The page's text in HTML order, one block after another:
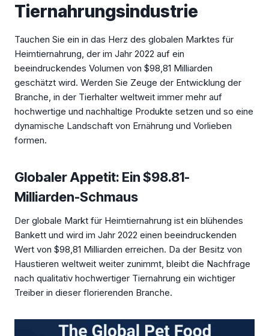
Tiernahrungsindustrie
Tauchen Sie ein in das Herz des globalen Marktes für
Heimtiernahrung, der im Jahr 2022 auf ein
beeindruckendes Volumen von $98,81 Milliarden
geschätzt wird. Werden Sie Zeuge der Entwicklung der
Branche, in der Tierhalter weltweit immer mehr auf
hochwertige und nachhaltige Produkte setzen und so eine
dynamische Landschaft von Ernährung und Vorlieben
formen.
Globaler Appetit: Ein $98.81-
Milliarden-Schmaus
Der globale Markt für Heimtiernahrung ist ein blühendes
Bankett und wird im Jahr 2022 einen beeindruckenden
Wert von $98,81 Milliarden erreichen. Da der Besitz von
Haustieren weltweit weiter zunimmt, bleibt die Nachfrage
nach qualitativ hochwertiger Tiernahrung ein wichtiger
Treiber in dieser florierenden Branche.